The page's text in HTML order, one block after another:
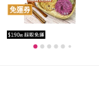
免運券